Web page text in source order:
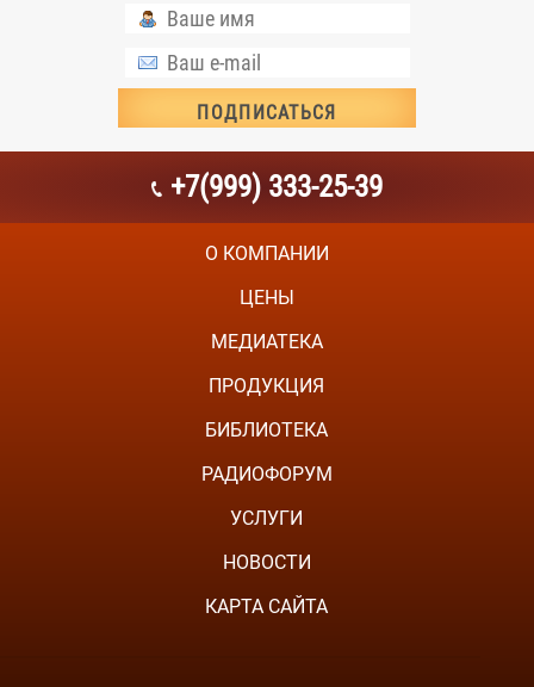
+7(999) 333-25-39
О КОМПАНИИ
ЦЕНЫ
МЕДИАТЕКА
ПРОДУКЦИЯ
БИБЛИОТЕКА
РАДИОФОРУМ
УСЛУГИ
НОВОСТИ
КАРТА САЙТА